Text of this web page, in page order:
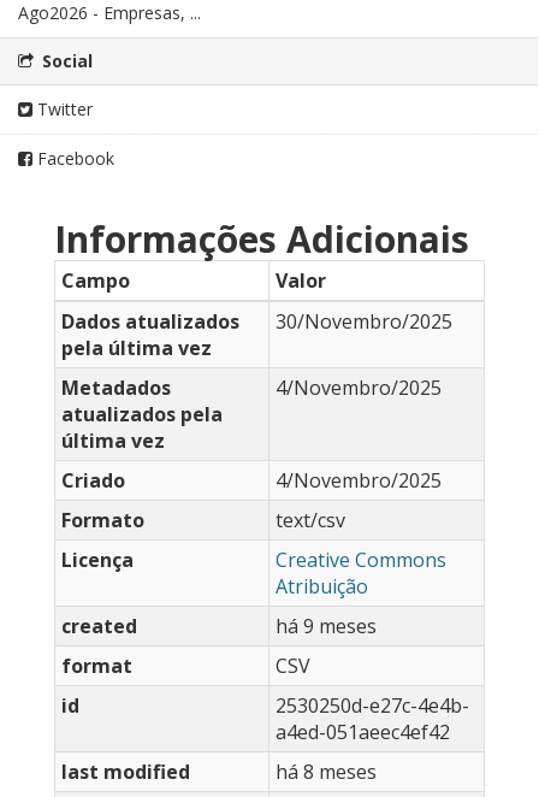
Ago2026 - Empresas, ...
Social
Twitter
Facebook
Informações Adicionais
Campo
Valor
Dados atualizados
pela última vez
30/Novembro/2025
Metadados
atualizados pela
última vez
4/Novembro/2025
Criado
4/Novembro/2025
Formato
text/csv
Licença
Creative Commons
Atribuição
created
há 9 meses
format
CSV
id
2530250d-e27c-4e4b-
a4ed-051aeec4ef42
last modified
há 8 meses